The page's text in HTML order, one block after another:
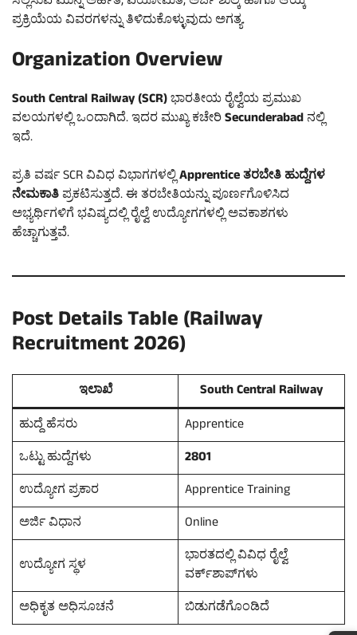
ಪ್ರಕ್ರಿಯೆಯ ವಿವರಗಳನ್ನು ತಿಳಿದುಕೊಳ್ಳುವುದು ಅಗತ್ಯ.
Organization Overview
South Central Railway (SCR)ಭಾರತೀಯ ರೈಲ್ವೆಯ ಪ್ರಮುಖ
ವಲಯಗಳಲ್ಲಿ ಒಂದಾಗಿದೆ. ಇದರ ಮುಖ್ಯ ಕಚೇರಿSecunderabadನಲ್ಲಿ
ಇದೆ.
ಪ್ರತಿ ವರ್ಷ SCR ವಿವಿಧ ವಿಭಾಗಗಳಲ್ಲಿApprentice ತರಬೇತಿ ಹುದ್ದೆಗಳ
ನೇಮಕಾತಿಪ್ರಕಟಿಸುತ್ತದೆ. ಈ ತರಬೇತಿಯನ್ನು ಪೂರ್ಣಗೊಳಿಸಿದ
ಅಭ್ಯರ್ಥಿಗಳಿಗೆ ಭವಿಷ್ಯದಲ್ಲಿ ರೈಲ್ವೆ ಉದ್ಯೋಗಗಳಲ್ಲಿ ಅವಕಾಶಗಳು
ಹೆಚ್ಚಾಗುತ್ತವೆ.
Post Details Table (Railway
Recruitment 2026)
ಇಲಾಖೆ
South Central Railway
ಹುದ್ದೆ ಹೆಸರು
Apprentice
ಒಟ್ಟು ಹುದ್ದೆಗಳು
2801
ಉದ್ಯೋಗ ಪ್ರಕಾರ
Apprentice Training
ಅರ್ಜಿ ವಿಧಾನ
Online
ಉದ್ಯೋಗ ಸ್ಥಳ
ಭಾರತದಲ್ಲಿ ವಿವಿಧ ರೈಲ್ವೆ
ವರ್ಕ್‌ಶಾಪ್‌ಗಳು
ಅಧಿಕೃತ ಅಧಿಸೂಚನೆ
ಬಿಡುಗಡೆಗೊಂಡಿದೆ